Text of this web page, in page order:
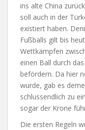
ins alte China
soll auch in der
existiert haben.
Fußballs gilt bis
Wettkämpfen
einen Ball durch
befördern. Da hier
wurde, gab es
schlussendlich zu
sogar der Krone
Die ersten Regeln